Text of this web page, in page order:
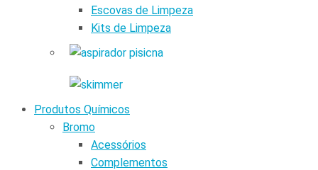
Escovas de Limpeza
Kits de Limpeza
Produtos Químicos
Bromo
Acessórios
Complementos